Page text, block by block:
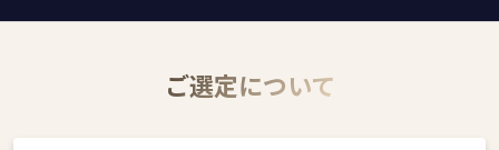
ご選定について